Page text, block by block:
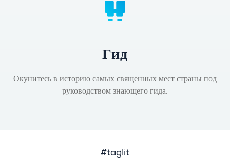
Гид
Окунитесь в историю самых священных мест страны под
руководством знающего гида.
#taglit